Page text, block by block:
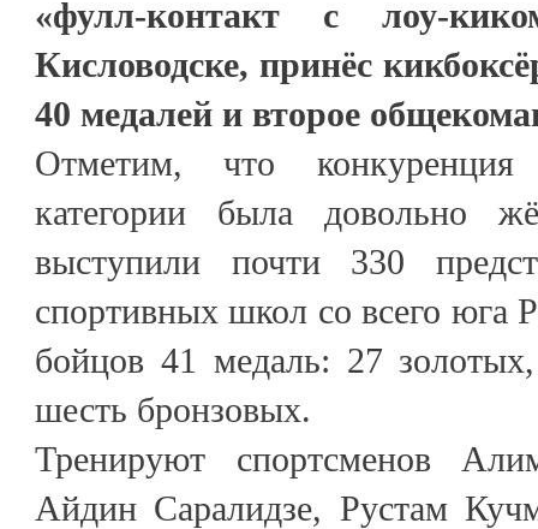
«фулл-контакт с лоу-
Кисловодске, принёс
40 медалей и второе
Отметим, что
категории была довольно
выступили почти 330
спортивных школ со всего юга
бойцов 41 медаль: 27
шесть бронзовых.
Тренируют спортсменов
Айдин Саралидзе, Рустам